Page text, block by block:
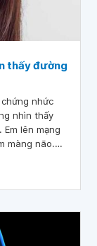
thấy đường
nhức
nhìn thấy
lên mạng
màng não.